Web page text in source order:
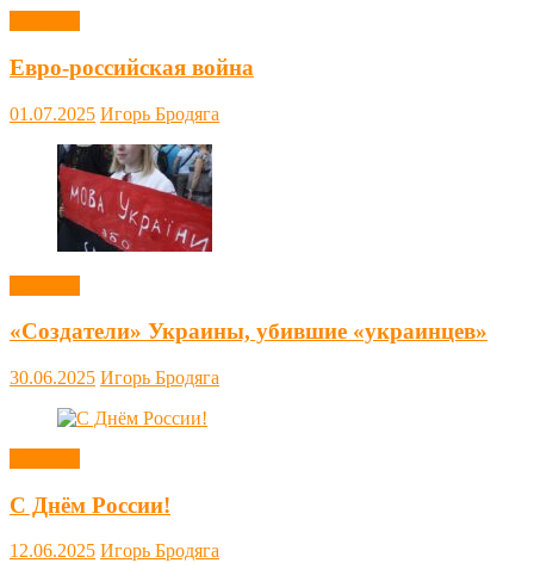
Евро-российская война
01.07.2025 Игорь Бродяга
«Создатели» Украины, убившие «украинцев»
30.06.2025 Игорь Бродяга
С Днём России!
12.06.2025 Игорь Бродяга